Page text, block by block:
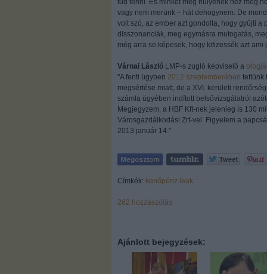
tud tenni. És minket meg hülyének néz meg
vagy nem merünk – hát dehogynem. De
volt szó, az ember azt gondolta, hogy gyűjti
disszonanciák, meg egymásra mutogatás,
még arra se képesek, hogy kifizessék azt
Várnai László LMP-s zugló képviselő a
"A fenti ügyben 2012 szeptemberében tettünk
megsértése miatt, de a XVI. kerületi
számla ügyében indított belsővizsgálatról
Megjegyzem, a HBF Kft-nek jelenleg is 130
Városgazdálkodási Zrt-vel. Figyelem a
2013 január 14."
Címkék: kenőpénz leak
262 hozzászólás
Ajánlott bejegyzések: